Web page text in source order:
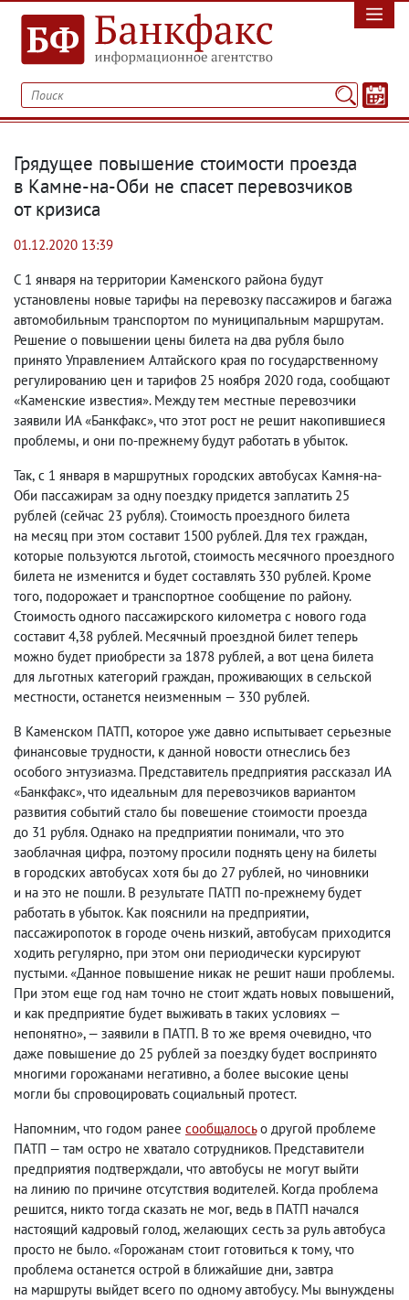
Грядущее повышение стоимости проезда
в Камне-на-Оби не спасет перевозчиков
от кризиса
01.12.2020 13:39
С 1 января на территории Каменского района будут
установлены новые тарифы на перевозку пассажиров и багажа
автомобильным транспортом по муниципальным маршрутам.
Решение о повышении цены билета на два рубля было
принято Управлением Алтайского края по государственному
регулированию цен и тарифов 25 ноября 2020 года, сообщают
«Каменские известия». Между тем местные перевозчики
заявили ИА «Банкфакс», что этот рост не решит накопившиеся
проблемы, и они по-прежнему будут работать в убыток.
Так, с 1 января в маршрутных городских автобусах Камня-на-
Оби пассажирам за одну поездку придется заплатить 25
рублей (сейчас 23 рубля). Стоимость проездного билета
на месяц при этом составит 1500 рублей. Для тех граждан,
которые пользуются льготой, стоимость месячного проездного
билета не изменится и будет составлять 330 рублей. Кроме
того, подорожает и транспортное сообщение по району.
Стоимость одного пассажирского километра с нового года
составит 4,38 рублей. Месячный проездной билет теперь
можно будет приобрести за 1878 рублей, а вот цена билета
для льготных категорий граждан, проживающих в сельской
местности, останется неизменным — 330 рублей.
В Каменском ПАТП, которое уже давно испытывает серьезные
финансовые трудности, к данной новости отнеслись без
особого энтузиазма. Представитель предприятия рассказал ИА
«Банкфакс», что идеальным для перевозчиков вариантом
развития событий стало бы повешение стоимости проезда
до 31 рубля. Однако на предприятии понимали, что это
заоблачная цифра, поэтому просили поднять цену на билеты
в городских автобусах хотя бы до 27 рублей, но чиновники
и на это не пошли. В результате ПАТП по-прежнему будет
работать в убыток. Как пояснили на предприятии,
пассажиропоток в городе очень низкий, автобусам приходится
ходить регулярно, при этом они периодически курсируют
пустыми. «Данное повышение никак не решит наши проблемы.
При этом еще год нам точно не стоит ждать новых повышений,
и как предприятие будет выживать в таких условиях —
непонятно», — заявили в ПАТП. В то же время очевидно, что
даже повышение до 25 рублей за поездку будет воспринято
многими горожанами негативно, а более высокие цены
могли бы спровоцировать социальный протест.
Напомним, что годом ранее сообщалосьо другой проблеме
ПАТП — там остро не хватало сотрудников. Представители
предприятия подтверждали, что автобусы не могут выйти
на линию по причине отсутствия водителей. Когда проблема
решится, никто тогда сказать не мог, ведь в ПАТП начался
настоящий кадровый голод, желающих сесть за руль автобуса
просто не было. «Горожанам стоит готовиться к тому, что
проблема останется острой в ближайшие дни, завтра
на маршруты выйдет всего по одному автобусу. Мы вынуждены